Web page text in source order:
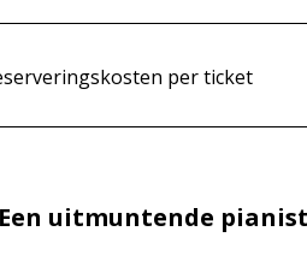
per ticket
Een uitmuntende